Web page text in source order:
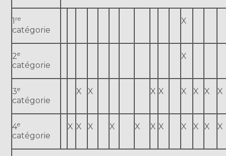
1 re
catégorie
X
2e
catégorie
X
3e
catégorie
X X X X X X X X
4e
catégorie
X X X X X X X X X X X